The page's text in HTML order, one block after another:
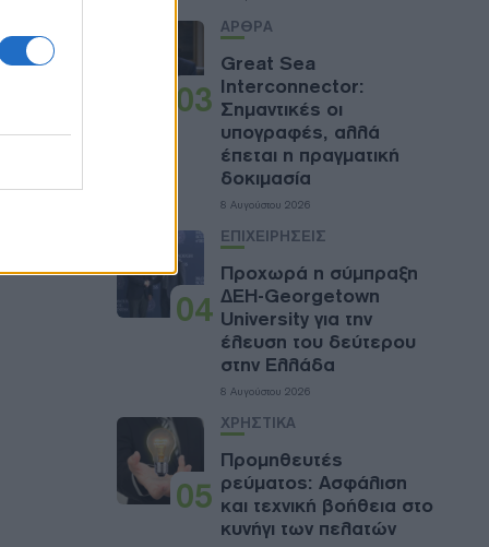
ο
03
ΑΡΘΡΑ
Great Sea
Interconnector:
Σημαντικές οι
υπογραφές, αλλά
έπεται η πραγματική
δοκιμασία
8 Αυγούστου 2026
04
ΕΠΙΧΕΙΡΗΣΕΙΣ
Προχωρά η σύμπραξη
ΔΕΗ-Georgetown
University για την
έλευση του δεύτερου
στην Ελλάδα
8 Αυγούστου 2026
05
ΧΡΗΣΤΙΚΑ
Προμηθευτές
ρεύματος: Ασφάλιση
και τεχνική βοήθεια στο
κυνήγι των πελατών